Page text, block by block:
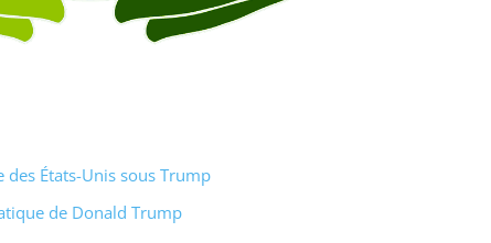
des États-Unis sous Trump
de Donald Trump